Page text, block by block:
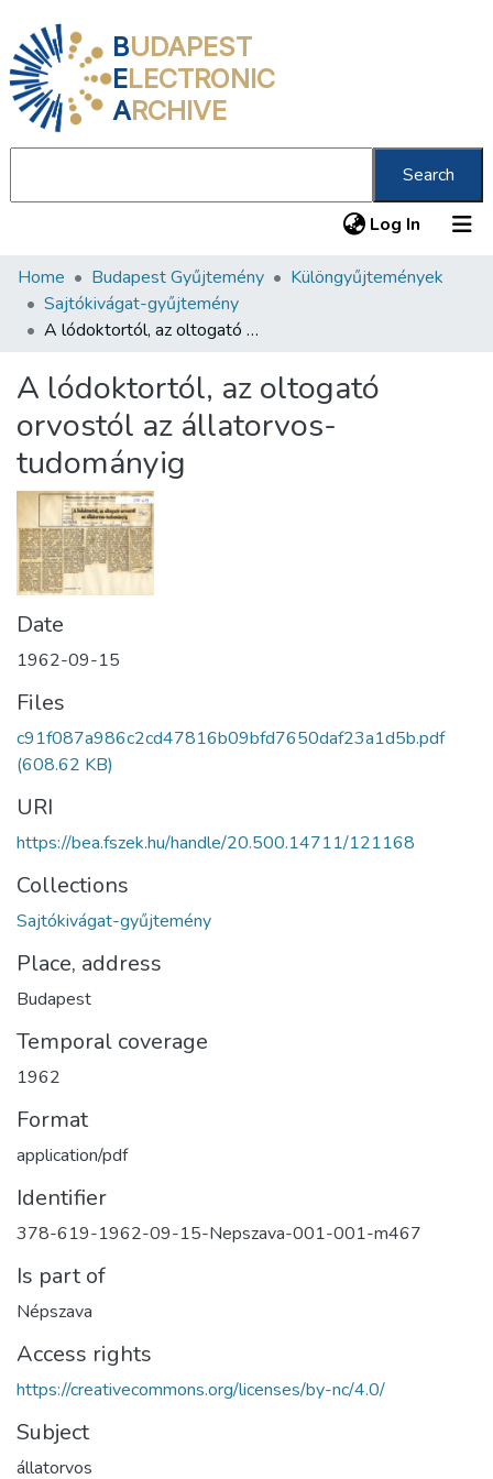
BUDAPEST
ELECTRONIC
ARCHIVE
Search
Log In (current)
Communities & Collections
All of DSpace
Home Budapest Gyűjtemény
Különgyűjtemények
Sajtókivágat-gyűjtemény
A lódoktortól, az oltogató orvostól az állatorvos-tudományig
A lódoktortól, az oltogató
orvostól az állatorvos-
tudományig
Date
1962-09-15
Files
c91f087a986c2cd47816b09bfd7650daf23a1d5b.pdf
(608.62 KB)
URI
https://bea.fszek.hu/handle/20.500.14711/121168
Collections
Sajtókivágat-gyűjtemény
Place, address
Budapest
Temporal coverage
1962
Format
application/pdf
Identifier
378-619-1962-09-15-Nepszava-001-001-m467
Is part of
Népszava
Access rights
https://creativecommons.org/licenses/by-nc/4.0/
Subject
állatorvos